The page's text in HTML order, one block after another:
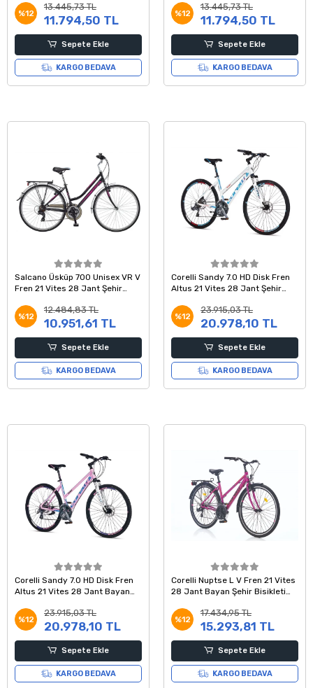
%12
13.445,73 TL
11.794,50 TL
Sepete Ekle
KARGO BEDAVA
%12
13.445,73 TL
11.794,50 TL
Sepete Ekle
KARGO BEDAVA
Salcano Üsküp 700 Unisex VR V
Fren 21 Vites 28 Jant Şehir
%12
12.484,83 TL
10.951,61 TL
Sepete Ekle
KARGO BEDAVA
Corelli Sandy 7.0 HD Disk Fren
Altus 21 Vites 28 Jant Şehir
%12
23.915,03 TL
20.978,10 TL
Sepete Ekle
KARGO BEDAVA
Corelli Sandy 7.0 HD Disk Fren
Altus 21 Vites 28 Jant Bayan
Kadro
%12
23.915,03 TL
20.978,10 TL
Sepete Ekle
KARGO BEDAVA
Corelli Nuptse L V Fren 21 Vites
28 Jant Bayan Şehir Bisikleti
%12
17.434,95 TL
15.293,81 TL
Sepete Ekle
KARGO BEDAVA